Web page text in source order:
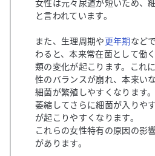
女性は元々尿道が短いため、
と言われています。
また、生理周期や更年期 などで
わると、本来常在菌として働
類の変化が起こります。これ
性のバランスが崩れ、本来い
細菌が繁殖しやすくなります
萎縮してさらに細菌が入りや
が起こりやすくなります。
これらの女性特有の原因の影
があります。